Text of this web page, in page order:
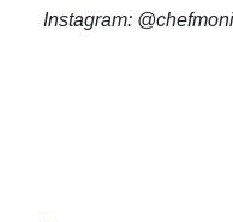
Instagram: